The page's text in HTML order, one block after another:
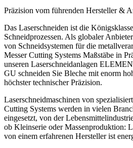
Präzision vom führenden Hersteller &
Das Laserschneiden ist die
Schneidprozessen. Als globaler
von Schneidsystemen für die
Messer Cutting Systems Maßstäbe in
unseren Laserschneidanlagen
GU schneiden Sie Bleche mit enorm
höchster technischer Präzision.
Laserschneidmaschinen von
Cutting Systems werden in vielen
eingesetzt, von der
ob Kleinserie oder Massenproduktion:
von einem erfahrenen Hersteller ist